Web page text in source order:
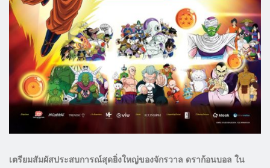
เตรียมสัมผัสประสบการณ์สุดยิ่งใหญ่ของจักรวาล ดราก้อนบอล ใน